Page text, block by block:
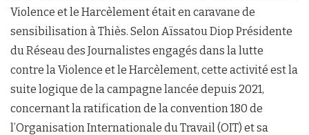
Violence et le Harcèlement était en caravane de
sensibilisation à Thiès. Selon Aïssatou Diop Présidente
du Réseau des Journalistes engagés dans la lutte
contre la Violence et le Harcèlement, cette activité est la
suite logique de la campagne lancée depuis 2021,
concernant la ratification de la convention 180 de
l’Organisation Internationale du Travail (OIT) et sa